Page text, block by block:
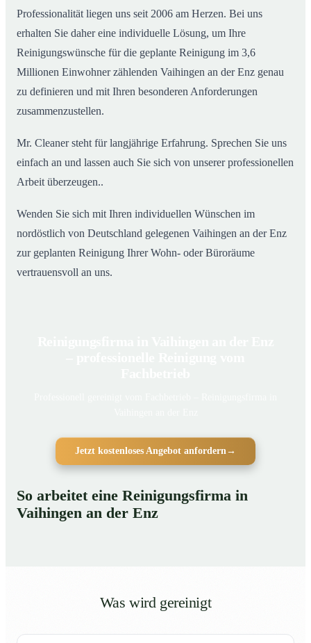
Professionalität liegen uns seit 2006 am Herzen. Bei uns
erhalten Sie daher eine individuelle Lösung, um Ihre
Reinigungswünsche für die geplante Reinigung im 3,6
Millionen Einwohner zählenden Vaihingen an der Enz genau
zu definieren und mit Ihren besonderen Anforderungen
zusammenzustellen.
Mr. Cleaner steht für langjährige Erfahrung. Sprechen Sie uns
einfach an und lassen auch Sie sich von unserer professionellen
Arbeit überzeugen..
Wenden Sie sich mit Ihren individuellen Wünschen im
nordöstlich von Deutschland gelegenen Vaihingen an der Enz
zur geplanten Reinigung Ihrer Wohn- oder Büroräume
vertrauensvoll an uns.
Jetzt kostenloses Angebot anfordern→
So arbeitet eine Reinigungsfirma in
Vaihingen an der Enz
Was wird gereinigt